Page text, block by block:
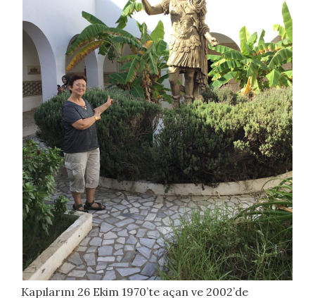
Kapılarını 26 Ekim 1970’te açan ve 2002’de